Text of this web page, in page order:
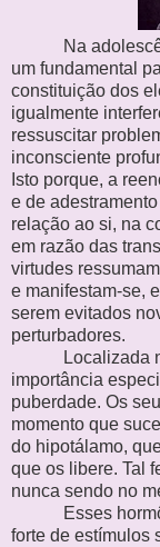
Na
um fundamental
constituição dos
igualmente
ressuscitar
inconsciente
Isto porque, a
e de
relação ao si, na
em razão das
virtudes
e manifestam-se,
serem evitados
perturbadores.
Localizada
importância
puberdade. Os
momento que
do hipotálamo,
que os libere. Tal
nunca sendo no
Esses
forte de estímulos